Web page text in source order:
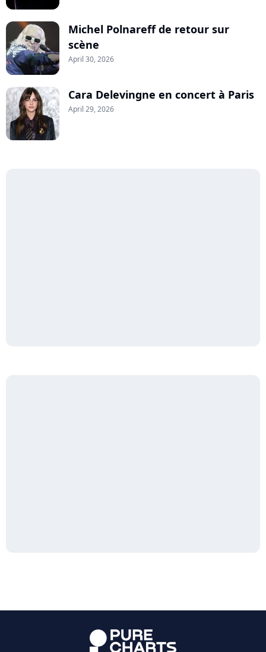
Michel Polnareff de retour sur
scène
April 30, 2026
Cara Delevingne en concert à Paris
April 29, 2026